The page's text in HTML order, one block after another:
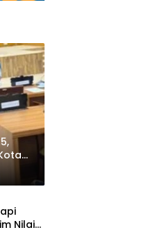
Nilai